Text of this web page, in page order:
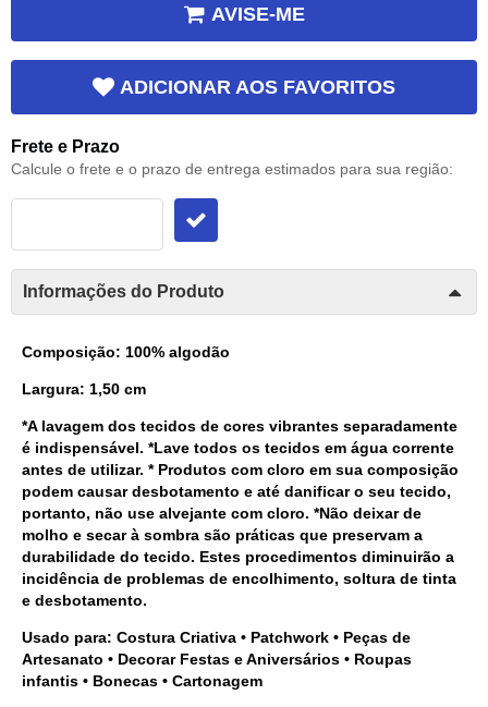
AVISE-ME
ADICIONAR AOS FAVORITOS
Frete e Prazo
Calcule o frete e o prazo de entrega estimados para sua região:
Informações do Produto
Composição: 100% algodão
Largura: 1,50 cm
*A lavagem dos tecidos de cores vibrantes separadamente
é indispensável. *Lave todos os tecidos em água corrente
antes de utilizar. * Produtos com cloro em sua composição
podem causar desbotamento e até danificar o seu tecido,
portanto, não use alvejante com cloro. *Não deixar de
molho e secar à sombra são práticas que preservam a
durabilidade do tecido. Estes procedimentos diminuirão a
incidência de problemas de encolhimento, soltura de tinta
e desbotamento.
Usado para: Costura Criativa • Patchwork • Peças de
Artesanato • Decorar Festas e Aniversários • Roupas
infantis • Bonecas • Cartonagem